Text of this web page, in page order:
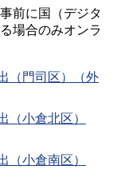
前に国（デジタ
場合のみオンラ
（門司区）（外
（小倉北区）
（小倉南区）